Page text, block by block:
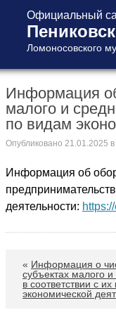
Официальный
Ломоносовского
Информация
малого и
по видам
Опубликовано 21.01.2025
Информация об
деятельности:
« Информация о
субъектах малого
в соответствии с
экономической